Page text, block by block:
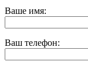
Ваше имя:
Ваш телефон: